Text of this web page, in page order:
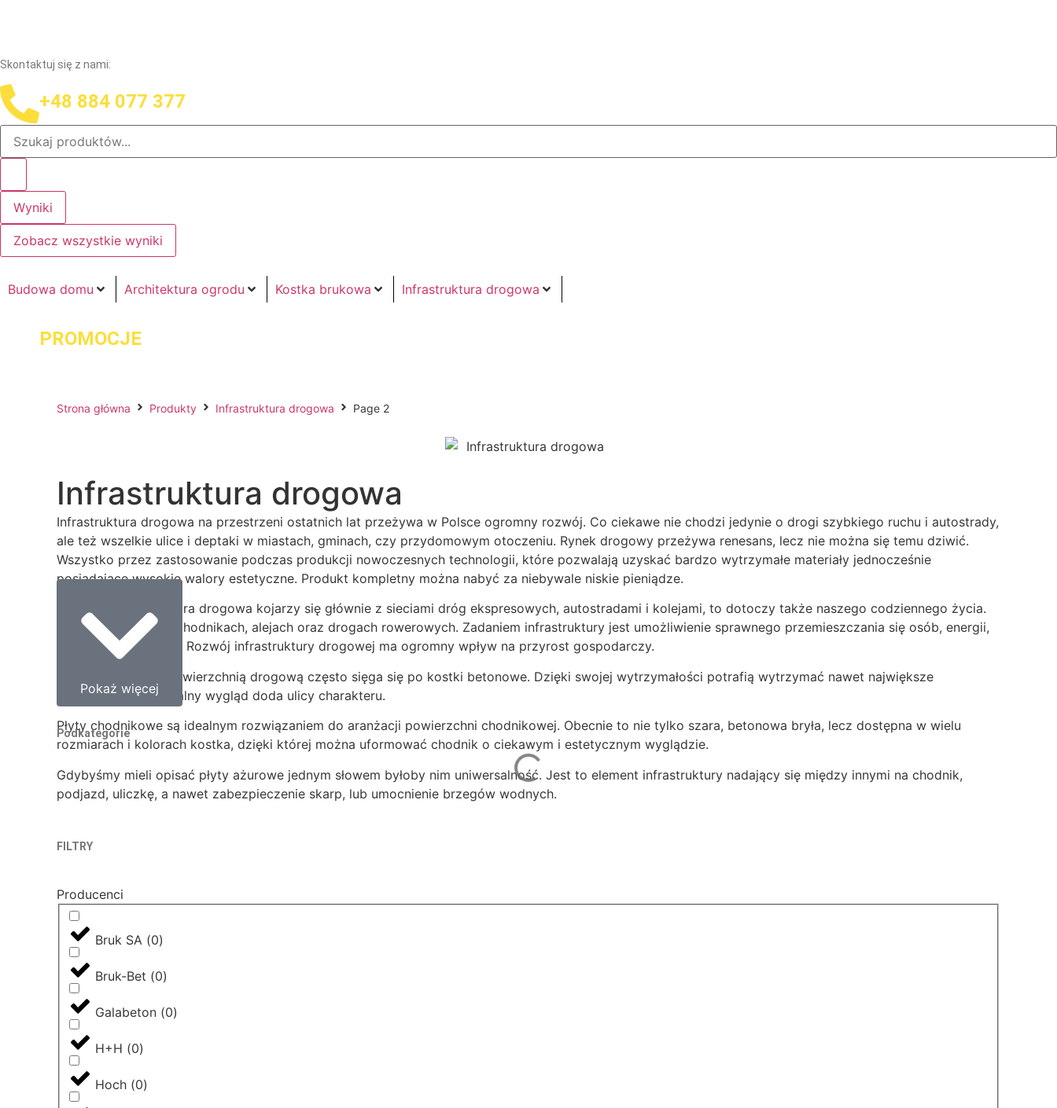
Skontaktuj się z nami:
+48 884 077 377
Wyniki
Zobacz wszystkie wyniki
Budowa domu Architektura ogrodu Kostka brukowa Infrastruktura drogowa
PROMOCJE
Strona główna Produkty Infrastruktura drogowa Page 2
Infrastruktura drogowa
Infrastruktura drogowa na przestrzeni ostatnich lat przeżywa w Polsce ogromny rozwój. Co ciekawe nie chodzi jedynie o drogi szybkiego ruchu i autostrady,
ale też wszelkie ulice i deptaki w miastach, gminach, czy przydomowym otoczeniu. Rynek drogowy przeżywa renesans, lecz nie można się temu dziwić.
Wszystko przez zastosowanie podczas produkcji nowoczesnych technologii, które pozwalają uzyskać bardzo wytrzymałe materiały jednocześnie
posiadające wysokie walory estetyczne. Produkt kompletny można nabyć za niebywale niskie pieniądze.
Mimo, że infrastruktura drogowa kojarzy się głównie z sieciami dróg ekspresowych, autostradami i kolejami, to dotoczy także naszego codziennego życia.
Mowa tutaj ulicach, chodnikach, alejach oraz drogach rowerowych. Zadaniem infrastruktury jest umożliwienie sprawnego przemieszczania się osób, energii,
towarów i informacji. Rozwój infrastruktury drogowej ma ogromny wpływ na przyrost gospodarczy.
Poza tradycyjnym nawierzchnią drogową często sięga się po kostki betonowe. Dzięki swojej wytrzymałości potrafią wytrzymać nawet największe
obciążenia, a oryginalny wygląd doda ulicy charakteru.
Płyty chodnikowe są idealnym rozwiązaniem do aranżacji powierzchni chodnikowej. Obecnie to nie tylko szara, betonowa bryła, lecz dostępna w wielu
rozmiarach i kolorach kostka, dzięki której można uformować chodnik o ciekawym i estetycznym wyglądzie.
Gdybyśmy mieli opisać płyty ażurowe jednym słowem byłoby nim uniwersalność. Jest to element infrastruktury nadający się między innymi na chodnik,
podjazd, uliczkę, a nawet zabezpieczenie skarp, lub umocnienie brzegów wodnych.
Pokaż więcej
Podkategorie
FILTRY
Producenci
Bruk SA (0)
Bruk-Bet (0)
Galabeton (0)
H+H (0)
Hoch (0)